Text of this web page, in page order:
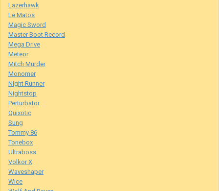
Lazerhawk
Le Matos
Magic Sword
Master Boot Record
Mega Drive
Meteor
Mitch Murder
Monomer
Night Runner
Nightstop
Perturbator
Quixotic
Sung
Tommy 86
Tonebox
Ultraboss
Volkor X
Waveshaper
Wice